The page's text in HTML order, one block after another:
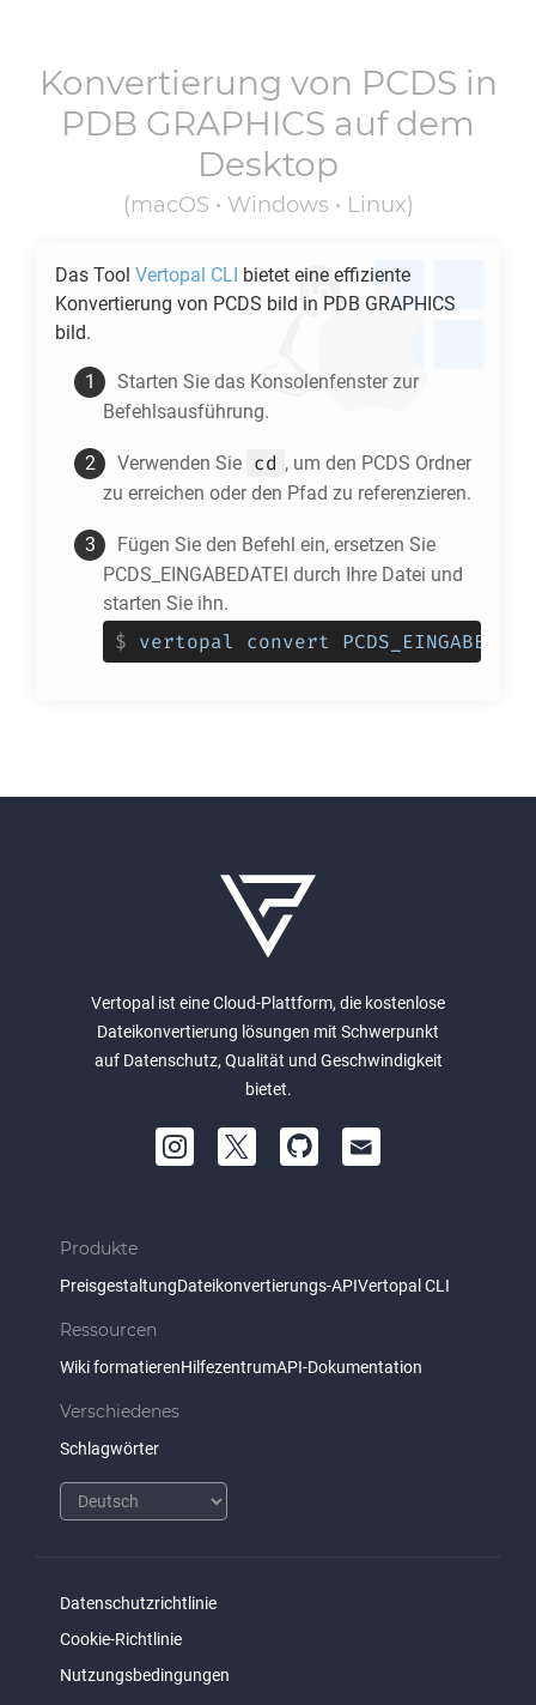
Konvertierung von PCDS in
PDB GRAPHICS auf dem
Desktop
(macOS • Windows • Linux)
Das Tool Vertopal CLI bietet eine effiziente
Konvertierung von PCDS bild in PDB GRAPHICS
bild.
Starten Sie das Konsolenfenster zur
Befehlsausführung.
Verwenden Sie cd , um den PCDS Ordner
zu erreichen oder den Pfad zu referenzieren.
Fügen Sie den Befehl ein, ersetzen Sie
PCDS_EINGABEDATEI durch Ihre Datei und
starten Sie ihn.
$ vertopal convert
Vertopal ist eine Cloud-Plattform, die kostenlose
Dateikonvertierung lösungen mit Schwerpunkt
auf Datenschutz, Qualität und Geschwindigkeit
bietet.
Produkte
PreisgestaltungDateikonvertierungs-APIVertopal CLI
Ressourcen
Wiki formatierenHilfezentrumAPI-Dokumentation
Verschiedenes
Schlagwörter
Datenschutzrichtlinie
Cookie-Richtlinie
Nutzungsbedingungen